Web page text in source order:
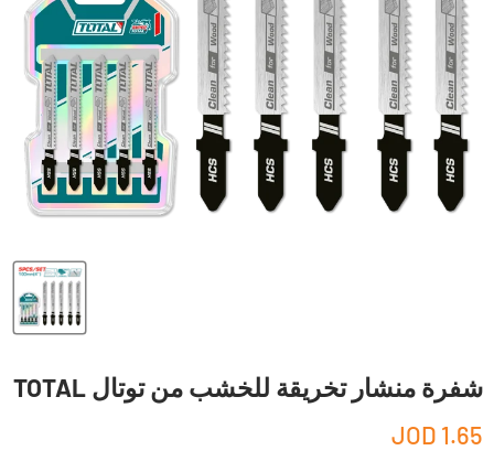
شفرة منشار تخريقة للخشب من توتال TOTAL
1.65 JOD